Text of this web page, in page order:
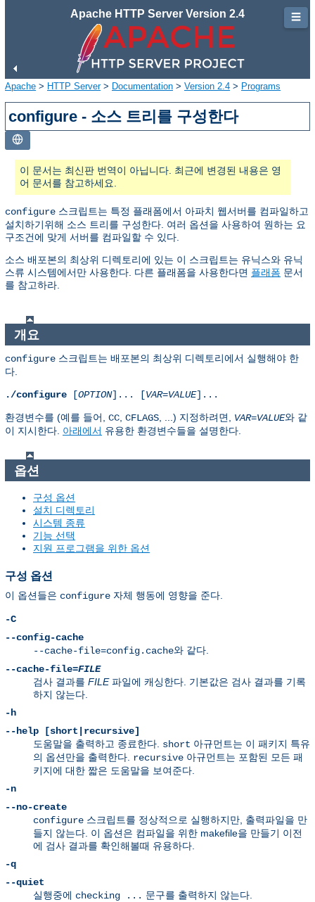
Apache HTTP Server Version 2.4
Apache > HTTP Server> Documentation > Version 2.4 > Programs
configure - 소스 트리를 구성한다
이 문서는 최신판 번역이 아닙니다. 최근에 변경된 내용은 영
어 문서를 참고하세요.
configure 스크립트는 특정 플래폼에서 아파치 웹서버를 컴파일하고
설치하기위해 소스 트리를 구성한다. 여러 옵션을 사용하여 원하는 요
구조건에 맞게 서버를 컴파일할 수 있다.
소스 배포본의 최상위 디렉토리에 있는 이 스크립트는 유닉스와 유닉
스류 시스템에서만 사용한다. 다른 플래폼을 사용한다면 플래폼 문서
를 참고하라.
개요
configure 스크립트는 배포본의 최상위 디렉토리에서 실행해야 한
다.
./configure [OPTION]... [VAR=VALUE]...
환경변수를 (예를 들어, CC CFLAGS , ...) 지정하려면, VAR=VALUE와 같
이 지시한다. 아래에서 유용한 환경변수들을 설명한다.
옵션
구성 옵션
설치 디렉토리
시스템 종류
기능 선택
지원 프로그램을 위한 옵션
구성 옵션
이 옵션들은 configure 자체 행동에 영향을 준다.
-C
--config-cache
--cache-file=config.cache와 같다.
--cache-file=FILE
검사 결과를 FILE파일에 캐싱한다. 기본값은 검사 결과를 기록
하지 않는다.
-h
--help [short|recursive]
도움말을 출력하고 종료한다. short 아규먼트는 이 패키지 특유
의 옵션만을 출력한다. recursive 아규먼트는 포함된 모든 패
키지에 대한 짧은 도움말을 보여준다.
-n
--no-create
configure 스크립트를 정상적으로 실행하지만, 출력파일을 만
들지 않는다. 이 옵션은 컴파일을 위한 makefile을 만들기 이전
에 검사 결과를 확인해볼때 유용하다.
-q
--quiet
실행중에 checking ... 문구를 출력하지 않는다.
☰